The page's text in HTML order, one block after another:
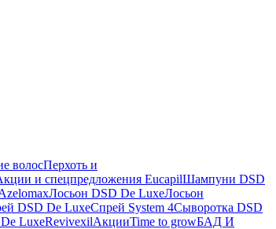
волосПерхоть и
и спецпредложения EucapilШампуни DSD
Лосьон DSD De LuxeЛосьон
DSD De LuxeСпрей System 4Сыворотка DSD
LuxeRevivexilАкцииTime to growБАД И